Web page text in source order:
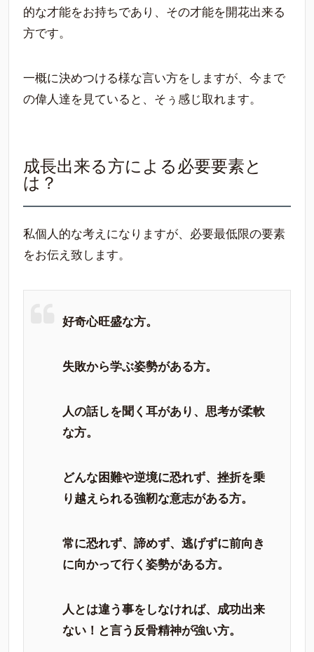
的な才能をお持ちであり、その才能を開花出来る
方です。
一概に決めつける様な言い方をしますが、今まで
の偉人達を見ていると、そぅ感じ取れます。
成長出来る方による必要要素と
は？
私個人的な考えになりますが、必要最低限の要素
をお伝え致します。
好奇心旺盛な方。
失敗から学ぶ姿勢がある方。
人の話しを聞く耳があり、思考が柔軟
な方。
どんな困難や逆境に恐れず、挫折を乗
り越えられる強靭な意志がある方。
常に恐れず、諦めず、逃げずに前向き
に向かって行く姿勢がある方。
人とは違う事をしなければ、成功出来
ない！と言う反骨精神が強い方。